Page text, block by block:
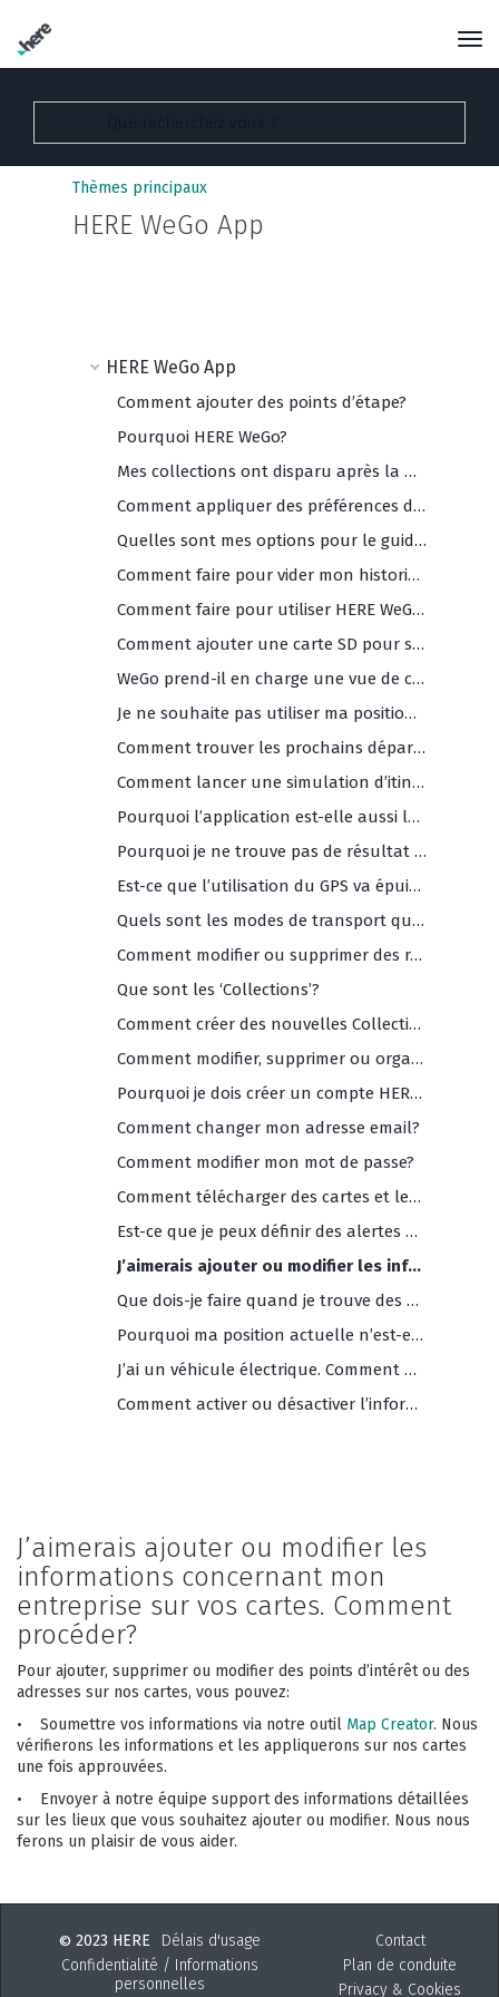
Thèmes principaux
HERE WeGo App
HERE WeGo App
Comment ajouter des points d’étape?
Pourquoi HERE WeGo?
Mes collections ont disparu après la mise à jour de l'application ! Que devrais-je faire?
Comment appliquer des préférences d’itinéraire (ferries, autoroutes, routes à péage, etc)?
Quelles sont mes options pour le guidage vocal (et quelles sont les langues disponibles)?
Comment faire pour vider mon historique de recherche?
Comment faire pour utiliser HERE WeGo en mode sombre?
Comment ajouter une carte SD pour stockage externe?
WeGo prend-il en charge une vue de carte 2D (nord en haut) ?
Je ne souhaite pas utiliser ma position actuelle comme point de départ de ma navigation. Comment puis-je le changer?
Comment trouver les prochains départs de bus et/ou train?
Comment lancer une simulation d’itinéraire?
Pourquoi l’application est-elle aussi lente?
Pourquoi je ne trouve pas de résultat pour ma recherche?
Est-ce que l’utilisation du GPS va épuiser ma batterie?
Quels sont les modes de transport que je peux utiliser avec l’application HERE WeGo?
Comment modifier ou supprimer des raccourcis?
Que sont les ‘Collections’?
Comment créer des nouvelles Collections?
Comment modifier, supprimer ou organiser mes Collections?
Pourquoi je dois créer un compte HERE WeGo?
Comment changer mon adresse email?
Comment modifier mon mot de passe?
Comment télécharger des cartes et les utiliser hors connexion?
Est-ce que je peux définir des alertes de limite de vitesse?
J’aimerais ajouter ou modifier les informations concernant mon entreprise sur vos cartes. Comment procéder?
Que dois-je faire quand je trouve des données incorrectes ou manquantes dans les cartes WeGo?
Pourquoi ma position actuelle n’est-elle pas précise?
J’ai un véhicule électrique. Comment HERE WeGo peut m’aider?
Comment activer ou désactiver l’information trafic?
J’aimerais ajouter ou modifier les
informations concernant mon
entreprise sur vos cartes. Comment
procéder?
Pour ajouter, supprimer ou modifier des points d’intérêt ou des
adresses sur nos cartes, vous pouvez:
• Soumettre vos informations via notre outil Map Creator. Nous
vérifierons les informations et les appliquerons sur nos cartes
une fois approuvées.
• Envoyer à notre équipe support des informations détaillées
sur les lieux que vous souhaitez ajouter ou modifier. Nous nous
ferons un plaisir de vous aider.
© 2023 HERE
Délais d'usage
Confidentialité / Informations
personnelles
Contact
Plan de conduite
Privacy & Cookies